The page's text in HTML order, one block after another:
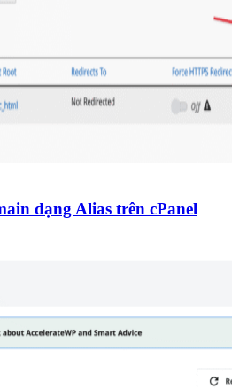
dạng Alias trên cPanel